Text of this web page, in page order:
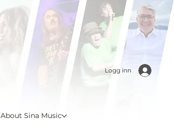
Logg inn
About Sina Music